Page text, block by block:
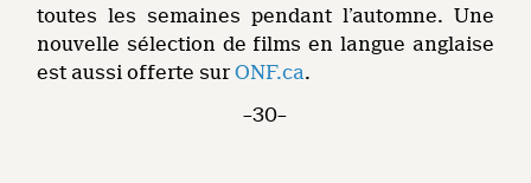
toutes les semaines pendant l’automne. Une
nouvelle sélection de films en langue anglaise
est aussi offerte surONF.ca.
–30–